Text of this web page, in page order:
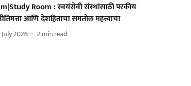
Room : स्वयंसेवी संस्थांसाठी परकीय
आणि देशहिताचा समतोल महत्त्वाचा
2026 2min read